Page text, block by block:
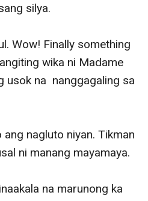
silya.
Wow! Finally something
wika ni Madame
usok na  nanggagaling sa
ang nagluto niyan. Tikman
ni manang mayamaya.
na marunong ka